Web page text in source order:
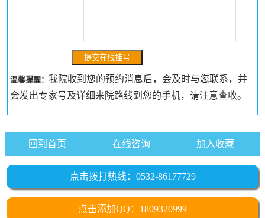
温馨提醒：我院收到您的预约消息后，会及时与您联系，并
会发出专家号及详细来院路线到您的手机，请注意查收。
回到首页 在线咨询 加入收藏
点击拨打热线：0532-86177729
点击添加QQ：1809320999